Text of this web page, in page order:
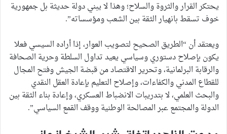
يحتكر القرار والثروة والسلاح؛ وهذا لا يبني دولة حديثة بل جمهورية
خوف تسقط بانهيار الثقة بين الشعب ومؤسساته”.
ويعتقد أن “الطريق الصحيح لتصويب العوار، إذا أراده السيسي فعلا
يكون بإصلاح دستوري وسياسي يعيد تداول السلطة وحرية الصحافة
والرقابة البرلمانية، وتحرير الاقتصاد من قبضة الجيش وفتح المجال
للقطاع المدني والكفاءات، وإصلاح التعليم بإعادة العقل النقدي
والبحث العلمي، لا بتدريبات الانضباط العسكري، وإعادة بناء الثقة بين
الدولة والمجتمع عبر المصالحة الوطنية ووقف القمع السياسي”.